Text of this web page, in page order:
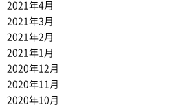
2021年4月
2021年3月
2021年2月
2021年1月
2020年12月
2020年11月
2020年10月